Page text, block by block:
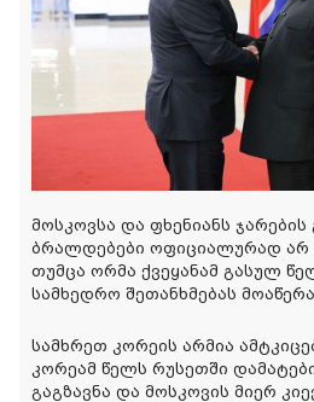
მოსკოვსა და ფხენიანს ჯარების
ბრალდებები ოფიციალურად არ
თუმცა ორმა ქვეყანამ გასულ
სამხედრო შეთანხმებას
სამხრეთ კორეის არმია
კორეამ წელს რუსეთში
გაგზავნა და მოსკოვის მიერ